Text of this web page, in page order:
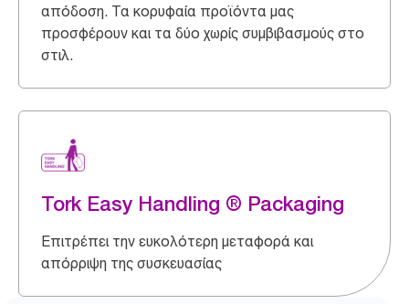
απόδοση. Τα κορυφαία προϊόντα μας
προσφέρουν και τα δύο χωρίς συμβιβασμούς στο
στιλ.
Tork Easy Handling ® Packaging
Επιτρέπει την ευκολότερη μεταφορά και
απόρριψη της συσκευασίας